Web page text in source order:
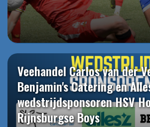
Veehandel Carlos van der
Benjamin's Catering en
wedstrijdsponsoren HSV
Rijnsburgse Boys